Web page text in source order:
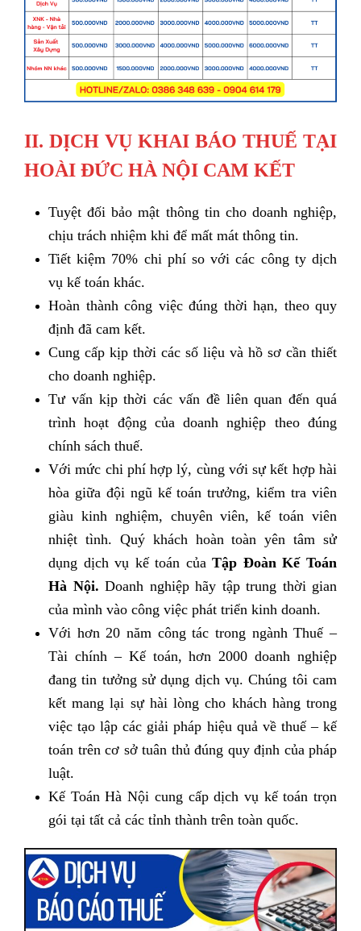
II. DỊCH VỤ KHAI BÁO THUẾ TẠI
HOÀI ĐỨC HÀ NỘI CAM KẾT
Tuyệt đối bảo mật thông tin cho doanh nghiệp,
chịu trách nhiệm khi để mất mát thông tin.
Tiết kiệm 70% chi phí so với các công ty dịch
vụ kế toán khác.
Hoàn thành công việc đúng thời hạn, theo quy
định đã cam kết.
Cung cấp kịp thời các số liệu và hồ sơ cần thiết
cho doanh nghiệp.
Tư vấn kịp thời các vấn đề liên quan đến quá
trình hoạt động của doanh nghiệp theo đúng
chính sách thuế.
Với mức chi phí hợp lý, cùng với sự kết hợp hài
hòa giữa đội ngũ kế toán trưởng, kiểm tra viên
giàu kinh nghiệm, chuyên viên, kế toán viên
nhiệt tình. Quý khách hoàn toàn yên tâm sử
dụng dịch vụ kế toán củaTập Đoàn Kế Toán
Hà Nội. Doanh nghiệp hãy tập trung thời gian
của mình vào công việc phát triển kinh doanh.
Với hơn 20 năm công tác trong ngành Thuế –
Tài chính – Kế toán, hơn 2000 doanh nghiệp
đang tin tưởng sử dụng dịch vụ. Chúng tôi cam
kết mang lại sự hài lòng cho khách hàng trong
việc tạo lập các giải pháp hiệu quả về thuế – kế
toán trên cơ sở tuân thủ đúng quy định của pháp
luật.
Kế Toán Hà Nội cung cấp dịch vụ kế toán trọn
gói tại tất cả các tỉnh thành trên toàn quốc.